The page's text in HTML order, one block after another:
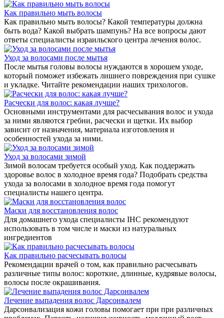
Как правильно мыть волосы
Как правильно мыть волосы? Какой температуры должна
быть вода? Какой выбрать шампунь? На все вопросы дают
ответы специалисты израильского центра лечения волос.
Уход за волосами после мытья
После мытья головы волосы нуждаются в хорошем уходе,
который поможет избежать лишнего повреждения при сушке
и укладке. Читайте рекомендации наших трихологов.
Расчески для волос: какая лучше?
Основными инструментами для расчесывания волос и ухода
за ними являются гребни, расчески и щетки. Их выбор
зависит от назначения, материала изготовления и
особенностей ухода за ними.
Уход за волосами зимой
Зимой волосам требуется особый уход. Как поддержать
здоровье волос в холодное время года? Подобрать средства
ухода за волосами в холодное время года помогут
специалисты нашего центра.
Маски для восстановления волос
Для домашнего ухода специалисты IHC рекомендуют
использовать в том числе и маски из натуральных
ингредиентов
Как правильно расчесывать волосы
Рекомендации врачей о том, как правильно расчесывать
различные типы волос: короткие, длинные, кудрявые волосы,
волосы после окрашивания.
Лечение выпадения волос Дарсонвалем
Дарсонвализация кожи головы помогает при при различных